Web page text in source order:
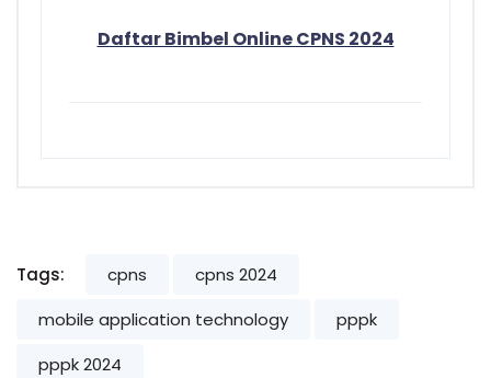
Daftar Bimbel Online CPNS 2024
Tags: cpns
cpns 2024
mobile application technology
pppk
pppk 2024